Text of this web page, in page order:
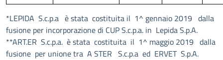
*LEPIDA S.c.p.a è stata costituita il 1^ gennaio 2019 dalla
fusione per incorporazione di CUP S.c.p.a. in Lepida S.p.A.
**ART.ER S.c.p.a. è stata costituita il 1^ maggio 2019 dalla
fusione per unione tra A STER S.c.p.a ed ERVET S.p.A.